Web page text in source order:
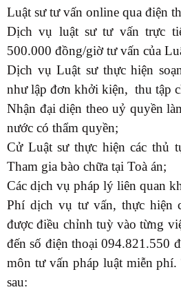
Luật sư tư vấn online qua điện
Dịch vụ luật sư tư vấn trực
500.000 đồng/giờ tư vấn của
Dịch vụ Luật sư thực hiện
như lập đơn khởi kiện, thu tập
Nhận đại diện theo uỷ quyền
nước có thẩm quyền;
Cử Luật sư thực hiện các thủ
Tham gia bào chữa tại Toà án;
Các dịch vụ pháp lý liên quan
Phí dịch vụ tư vấn, thực hiện
được điều chỉnh tuỳ vào từng
đến số điện thoại 094.821.550
môn tư vấn pháp luật miễn
sau: